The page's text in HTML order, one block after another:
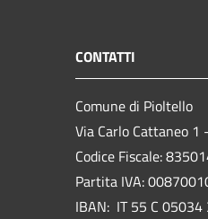
CONTATTI
Comune di Pioltello
Via Carlo Cattaneo
Codice Fiscale:
Partita IVA:
IBAN: IT 55 C